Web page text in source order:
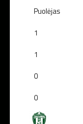
Puolėjas
1
1
0
0